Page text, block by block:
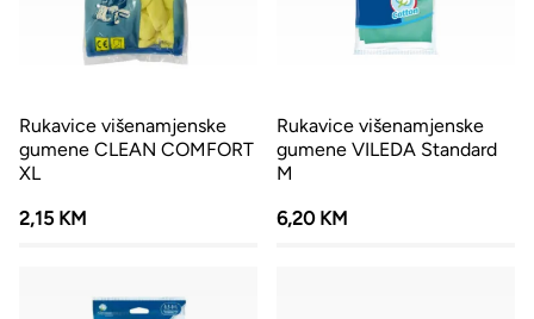
Rukavice višenamjenske
gumene CLEAN COMFORT
XL
2,15 KM
Rukavice višenamjenske
gumene VILEDA Standard
M
6,20 KM